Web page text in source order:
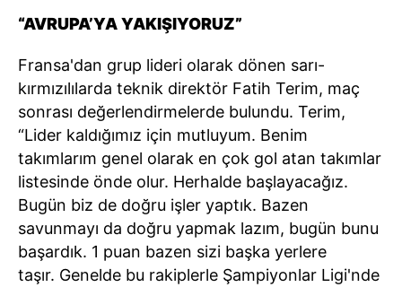
“AVRUPA’YA YAKIŞIYORUZ”
Fransa'dan grup lideri olarak dönen sarı-
kırmızılılarda teknik direktör Fatih Terim, maç
sonrası değerlendirmelerde bulundu. Terim,
“Lider kaldığımız için mutluyum. Benim
takımlarım genel olarak en çok gol atan takımlar
listesinde önde olur. Herhalde başlayacağız.
Bugün biz de doğru işler yaptık. Bazen
savunmayı da doğru yapmak lazım, bugün bunu
başardık. 1 puan bazen sizi başka yerlere
taşır. Genelde bu rakiplerle Şampiyonlar Ligi'nde